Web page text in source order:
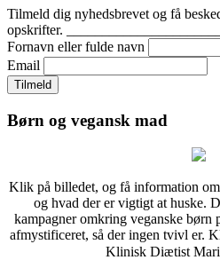
Tilmeld dig nyhedsbrevet og få
opskrifter.
Fornavn eller fulde navn
Email
Børn og vegansk mad
Klik på billedet, og få information
og hvad der er vigtigt at huske.
kampagner omkring veganske børn
afmystificeret, så der ingen tvivl er.
Klinisk Diætist